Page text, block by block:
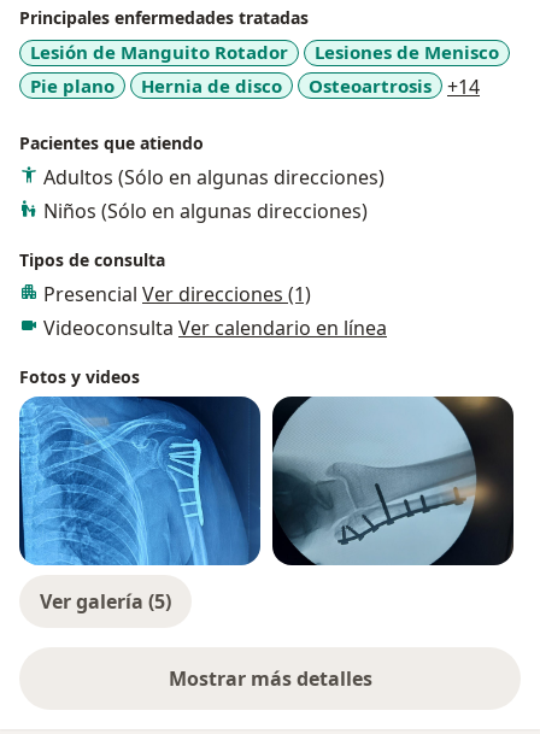
-Urgencias traumatologicas.
-Osteoporosis y enfermedad degenerativa de
articulación.
Principales enfermedades tratadas
Lesión de Manguito Rotador
Lesiones de Menisco
Pie plano
Hernia de disco Osteoartrosis +14
Pacientes que atiendo
Adultos (Sólo en algunas direcciones)
Niños (Sólo en algunas direcciones)
Tipos de consulta
Presencial Ver direcciones (1)
Videoconsulta Ver calendario en línea
Fotos y videos
Ver galería (5)
Mostrar más detalles
sobre la experiencia